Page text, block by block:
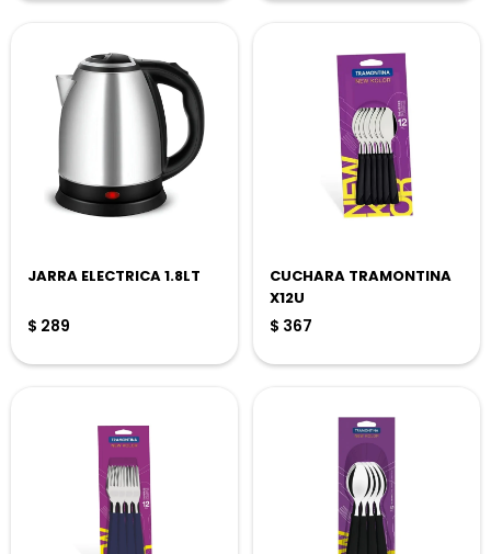
JARRA ELECTRICA 1.8LT
$ 289
CUCHARA TRAMONTINA
X12U
$ 367